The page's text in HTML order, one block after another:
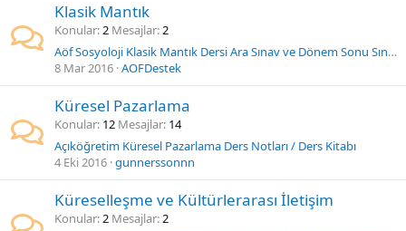
Klasik Mantık
Konular 2 Mesajlar 2
Aöf Sosyoloji Klasik Mantık Dersi Ara Sınav ve Dönem Sonu Sınavı Ders Notları -Tüm Üniteler-
8 Mar 2016 AOFDestek
Küresel Pazarlama
Konular 12 Mesajlar 14
Açıköğretim Küresel Pazarlama Ders Notları / Ders Kitabı
4 Eki 2016 gunnerssonnn
Küreselleşme ve Kültürlerarası İletişim
Konular 2 Mesajlar 2